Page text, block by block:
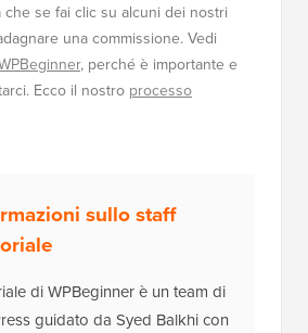
che se fai clic su alcuni dei nostri
una commissione. Vedi
, perché è importante e
Ecco il nostro processo
sullo staff
di WPBeginner è un team di
guidato da Syed Balkhi con